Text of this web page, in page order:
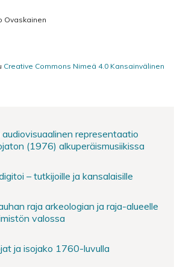
Ovaskainen
Creative Commons Nimeä 4.0 Kansainvälinen
audiovisuaalinen representaatio
(1976) alkuperäismusiikissa
– tutkijoille ja kansalaisille
raja arkeologian ja raja-alueelle
valossa
ja isojako 1760-luvulla